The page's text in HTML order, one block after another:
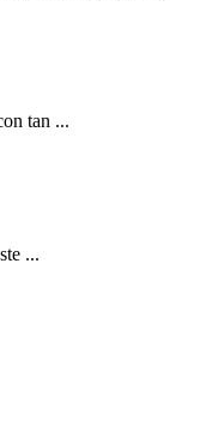
tan ...
...